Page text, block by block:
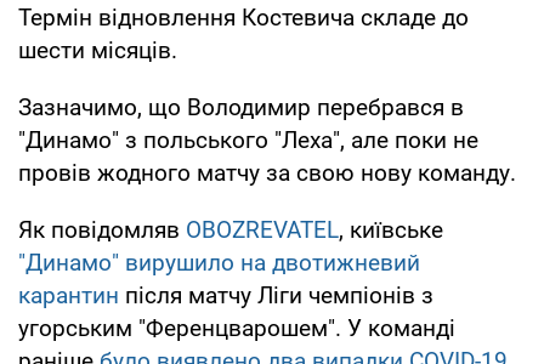
Термін відновлення Костевича складе до
шести місяців.
Зазначимо, що Володимир перебрався в
"Динамо" з польського "Леха", але поки не
провів жодного матчу за свою нову команду.
Як повідомляв OBOZREVATEL, київське
"Динамо" вирушило на двотижневий
карантин після матчу Ліги чемпіонів з
угорським "Ференцварошем". У команді